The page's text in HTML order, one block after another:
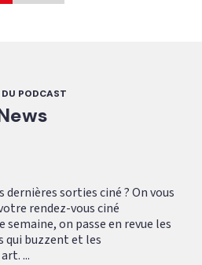
PODCAST
dernières sorties ciné ? On vous
rendez-vous ciné
on passe en revue les
qui buzzent et les
...